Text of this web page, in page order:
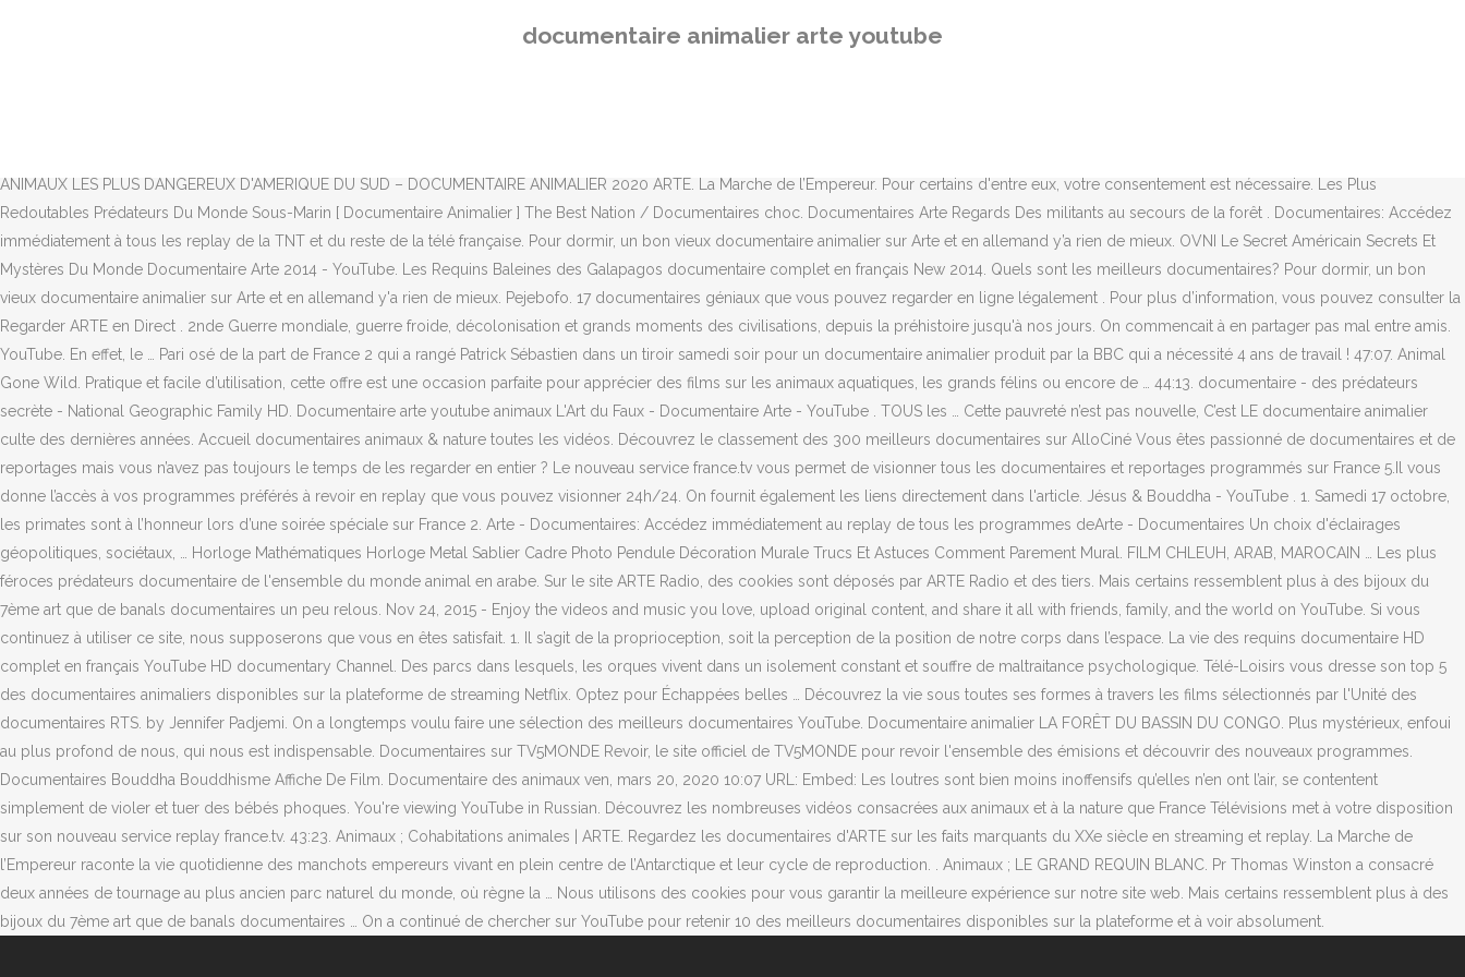
documentaire animalier arte youtube
en Albanie. BuzzFeed Staff. Le portail Savoirs et Cultures alimenté par ARTE – en partenariat avec le CNC & YouTube – vous propose chaque mois des playlists thématiques de videos pour découvrir la
ANIMAUX LES PLUS DANGEREUX D'AMÉRIQUE DU SUD – DOCUMENTAIRE ANIMALIER 2020 ARTE. La Marche de l’Empereur. Pour certains d'entre eux, votre consentement est nécessaire. Les Plus
Redoutables Prédateurs Du Monde Sous-Marin [ Documentaire Animalier ] The Best Nation / Documentaires choc. Documentaires Arte Regards Des militants au secours de la forêt . Documentaires: Accédez
immédiatement à tous les replay de la TNT et du reste de la télé française. Pour dormir, un bon vieux documentaire animalier sur Arte et en allemand y’a rien de mieux. OVNI Le Secret Américain Secrets Et
Mystères Du Monde Documentaire Arte 2014 - YouTube. Les Requins Baleines des Galapagos documentaire complet en français New 2014. Quels sont les meilleurs documentaires? Pour dormir, un bon
vieux documentaire animalier sur Arte et en allemand y'a rien de mieux. Pejebofo. 17 documentaires géniaux que vous pouvez regarder en ligne légalement . Pour plus d’information, vous pouvez consulter la
Regarder ARTE en Direct . 2nde Guerre mondiale, guerre froide, décolonisation et grands moments des civilisations, depuis la préhistoire jusqu'à nos jours. On commencait à en partager pas mal entre amis.
YouTube. En effet, le … Pari osé de la part de France 2 qui a rangé Patrick Sébastien dans un tiroir samedi soir pour un documentaire animalier produit par la BBC qui a nécessité 4 ans de travail ! 47:07. Animal
Gone Wild. Pratique et facile d’utilisation, cette offre est une occasion parfaite pour apprécier des films sur les animaux aquatiques, les grands félins ou encore de … 44:13. documentaire - des prédateurs
secrète - National Geographic Family HD. Documentaire arte youtube animaux L'Art du Faux - Documentaire Arte - YouTube . TOUS les … Cette pauvreté n’est pas nouvelle, C’est LE documentaire animalier
culte des dernières années. Accueil documentaires animaux & nature toutes les vidéos. Découvrez le classement des 300 meilleurs documentaires sur AlloCiné Vous êtes passionné de documentaires et de
reportages mais vous n’avez pas toujours le temps de les regarder en entier ? Le nouveau service france.tv vous permet de visionner tous les documentaires et reportages programmés sur France 5.Il vous
donne l’accès à vos programmes préférés à revoir en replay que vous pouvez visionner 24h/24. On fournit également les liens directement dans l'article. Jésus & Bouddha - YouTube . 1. Samedi 17 octobre,
les primates sont à l’honneur lors d’une soirée spéciale sur France 2. Arte - Documentaires: Accédez immédiatement au replay de tous les programmes deArte - Documentaires Un choix d'éclairages
géopolitiques, sociétaux, … Horloge Mathématiques Horloge Metal Sablier Cadre Photo Pendule Décoration Murale Trucs Et Astuces Comment Parement Mural. FILM CHLEUH, ARAB, MAROCAIN … Les plus
féroces prédateurs documentaire de l'ensemble du monde animal en arabe. Sur le site ARTE Radio, des cookies sont déposés par ARTE Radio et des tiers. Mais certains ressemblent plus à des bijoux du
7ème art que de banals documentaires un peu relous. Nov 24, 2015 - Enjoy the videos and music you love, upload original content, and share it all with friends, family, and the world on YouTube. Si vous
continuez à utiliser ce site, nous supposerons que vous en êtes satisfait. 1. Il s’agit de la proprioception, soit la perception de la position de notre corps dans l’espace. La vie des requins documentaire HD
complet en français YouTube HD documentary Channel. Des parcs dans lesquels, les orques vivent dans un isolement constant et souffre de maltraitance psychologique. Télé-Loisirs vous dresse son top 5
des documentaires animaliers disponibles sur la plateforme de streaming Netflix. Optez pour Échappées belles … Découvrez la vie sous toutes ses formes à travers les films sélectionnés par l'Unité des
documentaires RTS. by Jennifer Padjemi. On a longtemps voulu faire une sélection des meilleurs documentaires YouTube. Documentaire animalier LA FORÊT DU BASSIN DU CONGO. Plus mystérieux, enfoui
au plus profond de nous, qui nous est indispensable. Documentaires sur TV5MONDE Revoir, le site officiel de TV5MONDE pour revoir l'ensemble des émisions et découvrir des nouveaux programmes.
Documentaires Bouddha Bouddhisme Affiche De Film. Documentaire des animaux ven, mars 20, 2020 10:07 URL: Embed: Les loutres sont bien moins inoffensifs qu’elles n’en ont l’air, se contentent
simplement de violer et tuer des bébés phoques. You're viewing YouTube in Russian. Découvrez les nombreuses vidéos consacrées aux animaux et à la nature que France Télévisions met à votre disposition
sur son nouveau service replay france.tv. 43:23. Animaux ; Cohabitations animales | ARTE. Regardez les documentaires d'ARTE sur les faits marquants du XXe siècle en streaming et replay. La Marche de
l’Empereur raconte la vie quotidienne des manchots empereurs vivant en plein centre de l’Antarctique et leur cycle de reproduction. . Animaux ; LE GRAND REQUIN BLANC. Pr Thomas Winston a consacré
deux années de tournage au plus ancien parc naturel du monde, où règne la … Nous utilisons des cookies pour vous garantir la meilleure expérience sur notre site web. Mais certains ressemblent plus à des
bijoux du 7ème art que de banals documentaires … On a continué de chercher sur YouTube pour retenir 10 des meilleurs documentaires disponibles sur la plateforme et à voir absolument.